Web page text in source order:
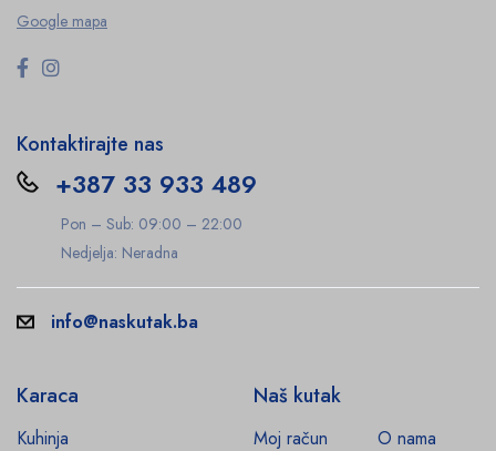
Google mapa
Kontaktirajte nas
+387 33 933 489
Pon – Sub: 09:00 – 22:00
Nedjelja: Neradna
info@naskutak.ba
Karaca
Kuhinja
Naš kutak
Moj račun O nama